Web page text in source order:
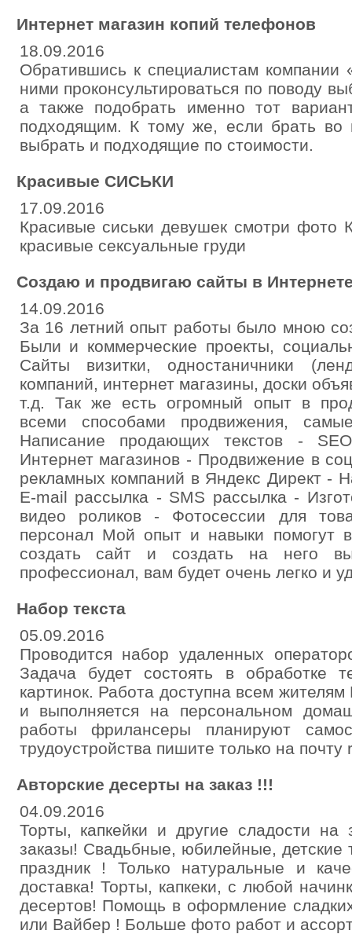
Интернет магазин копий телефонов
18.09.2016
Обратившись к специалистам
ними проконсультироваться по поводу
а также подобрать именно тот
подходящим. К тому же, если брать
выбрать и подходящие по стоимости.
Красивые СИСЬКИ
17.09.2016
Красивые сиськи девушек смотри фото
красивые сексуальные груди
Создаю и продвигаю сайты в
14.09.2016
За 16 летний опыт работы было мною
Были и коммерческие проекты,
Сайты визитки, одностаничники
компаний, интернет магазины, доски
т.д. Так же есть огромный опыт в
всеми способами продвижения,
Написание продающих текстов -
Интернет магазинов - Продвижение в
рекламных компаний в Яндекс Директ -
E-mail рассылка - SMS рассылка -
видео роликов - Фотосессии для
персонал Мой опыт и навыки помогут
создать сайт и создать на него
профессионал, вам будет очень легко и
Набор текста
05.09.2016
Проводится набор удаленных
Задача будeт состоять в обработке
картинок. Работа доступна всем
и выполняется на персональном
работы фрилансеры планируют
трудоустройства пишите только на
Авторские десерты на заказ !!!
04.09.2016
Торты, капкейки и другие сладости
заказы! Свадьбные, юбилейные, детские
праздник ! Только натуральные и
доставка! Торты, капкеки, с любой
десертов! Помощь в оформление
или Вайбер ! Больше фото работ и